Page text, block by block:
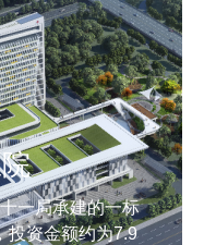
一局承建的一标
投资金额约为7.9